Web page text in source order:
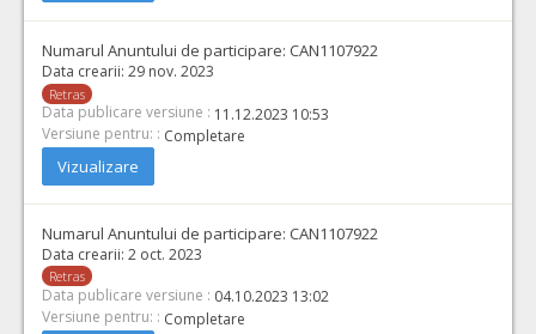
Numarul Anuntului de participare: CAN1107922
Data crearii: 29 nov. 2023
Retras
Data publicare versiune : 11.12.2023 10:53
Versiune pentru: : Completare
Vizualizare
Numarul Anuntului de participare: CAN1107922
Data crearii: 2 oct. 2023
Retras
Data publicare versiune : 04.10.2023 13:02
Versiune pentru: : Completare